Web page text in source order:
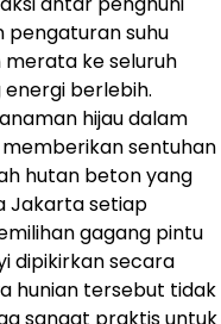
pengaturan suhu
ke seluruh
berlebih.
hijau dalam
sentuhan
hutan beton yang
Jakarta setiap
gagang pintu
dipikirkan secara
hunian tersebut tidak